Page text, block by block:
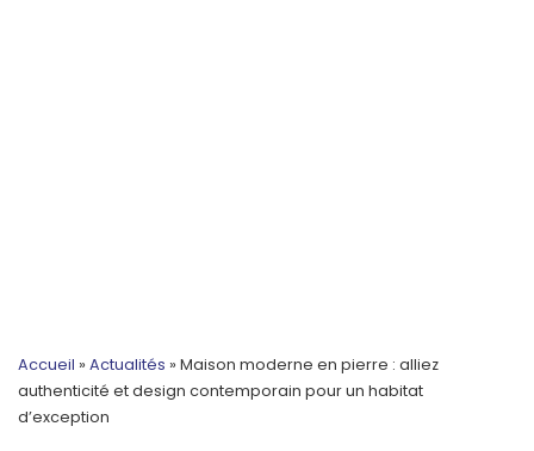
Accueil » Actualités » Maison moderne en pierre : alliez
authenticité et design contemporain pour un habitat
d’exception